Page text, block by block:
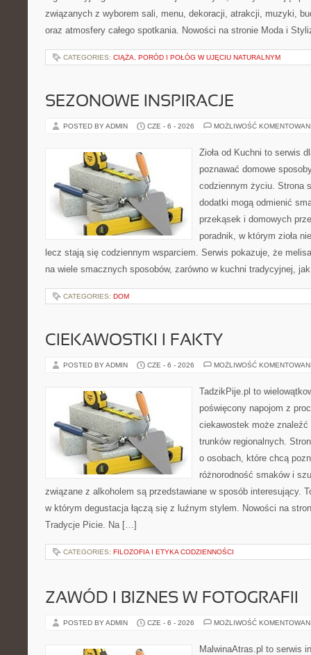
związanych z wyborem sali, menu, dekoracji, atrakcji, muzyki,
oraz atmosfery całego spotkania. Nowości na stronie Moda i
CATEGORIES: CIĄŻA, PORÓD I POŁÓG W UJĘCIU NATURALNYM
SEZONOWE INSPIRACJE
POSTED BY ADMIN CZE - 6 - 2026 MOŻLIWOŚĆ
Zioła od Kuchni to serwis
poznawać domowe
codziennym życiu. Strona
dodatki mogą odmienić
przekąsek i domowych
poradnik, w którym zioła
lecz stają się codziennym wsparciem. Serwis pokazuje, że
na wiele smacznych sposobów, zarówno w kuchni tradycyjnej,
CATEGORIES: DOM
CIEKAWOSTKI I FAKTY
POSTED BY ADMIN CZE - 6 - 2026 MOŻLIWOŚĆ
TadzikPije.pl to
poświęcony napojom z
ciekawostek może
trunków regionalnych.
o osobach, które chcą
różnorodność smaków i
związane z alkoholem są przedstawiane w sposób interesujący.
w którym degustacja łączą się z luźnym stylem. Nowości na
Tradycje Picie. Na […]
CATEGORIES: FILOZOFIA I ETYKA CODZIENNOŚCI
ZAWÓD I BIZNES W FOTOGRAFII
POSTED BY ADMIN CZE - 6 - 2026 MOŻLIWOŚĆ
MalwinaAtras.pl to serwis